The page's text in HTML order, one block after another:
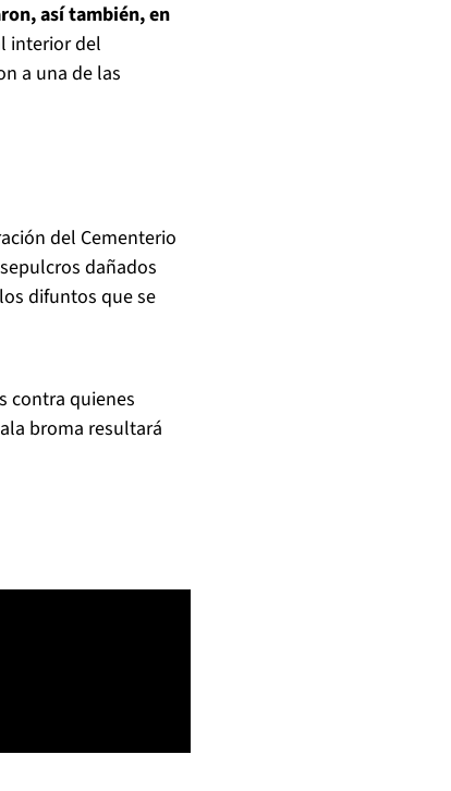
así también, en
interior del
a una de las
del Cementerio
dañados
difuntos que se
contra quienes
broma resultará